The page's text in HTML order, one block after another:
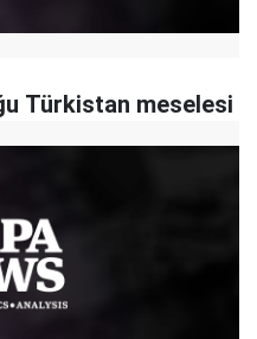
Türkistan meselesi